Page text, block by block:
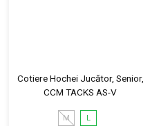
Cotiere Hochei Jucător, Senior,
CCM TACKS AS-V
M L